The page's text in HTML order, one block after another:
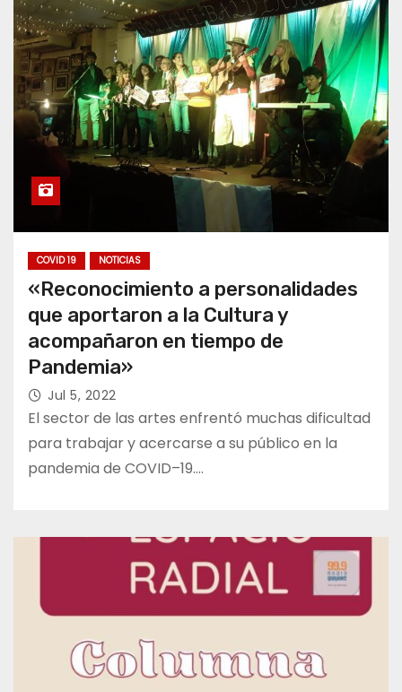
COVID 19 NOTICIAS
«Reconocimiento a personalidades
que aportaron a la Cultura y
acompañaron en tiempo de
Pandemia»
Jul 5, 2022
El sector de las artes enfrentó muchas dificultad
para trabajar y acercarse a su público en la
pandemia de COVID–19.…